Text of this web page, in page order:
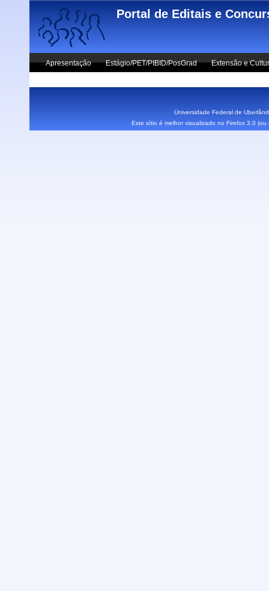
Skip to main content
Portal de Editais e
Apresentação Estágio/PET/PIBID/PosGrad Extensão e
Universidade Federal de
Este sítio é melhor visualizado no Firefox 3.0